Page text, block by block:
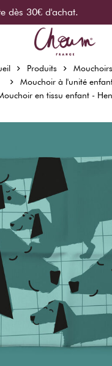
dès 30€ d'achat.
Produits
Mouchoir à l'unité
en tissu enfant -